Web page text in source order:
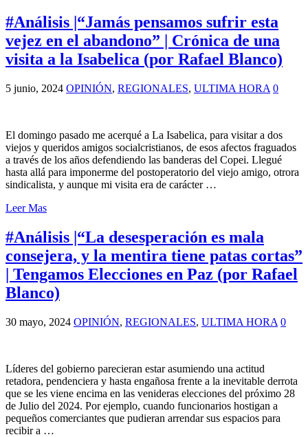
#Análisis |“Jamás pensamos sufrir esta
vejez en el abandono” | Crónica de una
visita a la Isabelica (por Rafael Blanco)
5 junio, 2024 OPINIÓN, REGIONALES, ULTIMA HORA 0
El domingo pasado me acerqué a La Isabelica, para visitar a dos
viejos y queridos amigos socialcristianos, de esos afectos fraguados
a través de los años defendiendo las banderas del Copei. Llegué
hasta allá para imponerme del postoperatorio del viejo amigo, otrora
sindicalista, y aunque mi visita era de carácter …
Leer Mas
#Análisis |“La desesperación es mala
consejera, y la mentira tiene patas cortas”
| Tengamos Elecciones en Paz (por Rafael
Blanco)
30 mayo, 2024 OPINIÓN, REGIONALES, ULTIMA HORA 0
Líderes del gobierno parecieran estar asumiendo una actitud
retadora, pendenciera y hasta engañosa frente a la inevitable derrota
que se les viene encima en las venideras elecciones del próximo 28
de Julio del 2024. Por ejemplo, cuando funcionarios hostigan a
pequeños comerciantes que pudieran arrendar sus espacios para
recibir a …